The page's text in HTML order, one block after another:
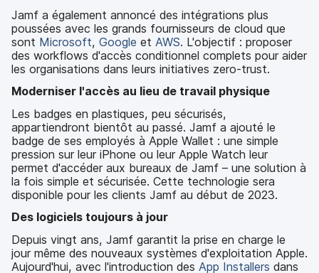
Jamf a également annoncé des intégrations plus
poussées avec les grands fournisseurs de cloud que
sont Microsoft, Google et AWS. L'objectif : proposer
des workflows d'accès conditionnel complets pour aider
les organisations dans leurs initiatives zero-trust.
Moderniser l'accès au lieu de travail physique
Les badges en plastiques, peu sécurisés,
appartiendront bientôt au passé. Jamf a ajouté le
badge de ses employés à Apple Wallet : une simple
pression sur leur iPhone ou leur Apple Watch leur
permet d'accéder aux bureaux de Jamf – une solution à
la fois simple et sécurisée. Cette technologie sera
disponible pour les clients Jamf au début de 2023.
Des logiciels toujours à jour
Depuis vingt ans, Jamf garantit la prise en charge le
jour même des nouveaux systèmes d'exploitation Apple.
Aujourd'hui, avec l'introduction des App Installers dans